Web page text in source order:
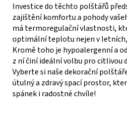
Investice do těchto polštářů
zajištění komfortu a pohody
má termoregulační vlastnosti,
optimální teplotu nejen v
Kromě toho je hypoalergenní a
z ní činí ideální volbu pro citlivou
Vyberte si naše dekorační
útulný a zdravý spací prostor,
spánek i radostné chvíle!